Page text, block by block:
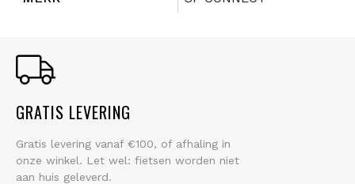
GRATIS LEVERING
Gratis levering vanaf €100, of afhaling in
onze winkel. Let wel: fietsen worden niet
aan huis geleverd.